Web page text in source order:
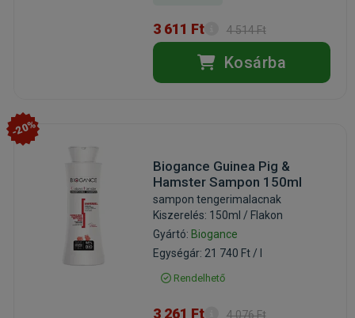
3 611 Ft 4 514 Ft
Kosárba
-20%
Biogance Guinea Pig &
Hamster Sampon 150ml
sampon tengerimalacnak
Kiszerelés: 150ml / Flakon
Gyártó: Biogance
Egységár: 21 740 Ft / l
Rendelhető
3 261 Ft 4 076 Ft